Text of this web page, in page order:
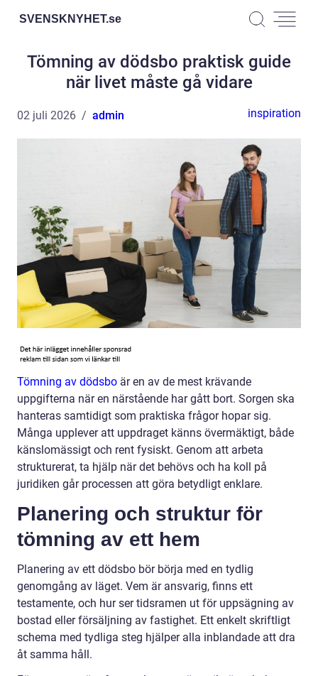
SVENSKNYHET.se
Tömning av dödsbo praktisk guide
när livet måste gå vidare
02 juli 2026 admin inspiration
Tömning av dödsbo är en av de mest krävande
uppgifterna när en närstående har gått bort. Sorgen ska
hanteras samtidigt som praktiska frågor hopar sig.
Många upplever att uppdraget känns övermäktigt, både
känslomässigt och rent fysiskt. Genom att arbeta
strukturerat, ta hjälp när det behövs och ha koll på
juridiken går processen att göra betydligt enklare.
Planering och struktur för
tömning av ett hem
Planering av ett dödsbo bör börja med en tydlig
genomgång av läget. Vem är ansvarig, finns ett
testamente, och hur ser tidsramen ut för uppsägning av
bostad eller försäljning av fastighet. Ett enkelt skriftligt
schema med tydliga steg hjälper alla inblandade att dra
åt samma håll.